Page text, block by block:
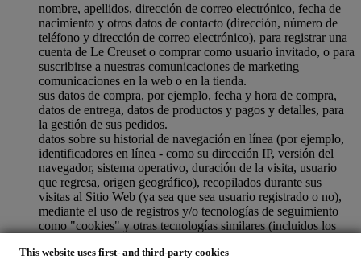
This website uses first- and third-party cookies
nombre, apellidos, dirección de correo electrónico, fecha de
nacimiento y otros datos de contacto (dirección, número de
teléfono y dirección de correo electrónico), para registrar una
cuenta de Le Creuset o comprar como usuario invitado, o para
suscribirse a nuestras comunicaciones de marketing
comunicaciones en la web o en la tienda.
sus datos de compra, por ejemplo, fecha y hora de compra,
datos de entrega, datos de productos y pagos y detalles, para
la gestión de sus pedidos.
datos sobre su historial de navegación en línea (por ejemplo,
identificadores en línea - como su dirección IP, versión del
navegador, sistema operativo, duración de la visita, usuario
que regresa, origen geográfico), recopilados durante sus
visitas al Sitio Web (ya sea que sea usuario registrado o no),
mediante el uso de registros y/o tecnologías de seguimiento
como "cookies" y otras tecnologías similares (incluidos los
mejorar nuestros servicios y anuncios, o para nuestro análisis